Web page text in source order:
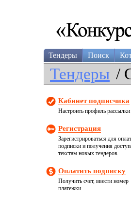
Тендеры Поиск
Тендеры /
Кабинет подписчика
Настроить профиль рассылки
Регистрация
Зарегистрироваться для
подписки и получения
текстам новых тендеров
Оплатить подписку
Получить счет, ввести номер
платежки